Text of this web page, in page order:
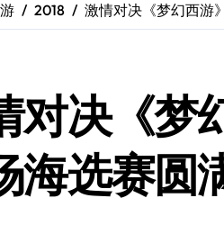
S25+闪亮登场，这样打扮秒
2018 激情对决《梦幻西游
对决《梦
海选赛圆